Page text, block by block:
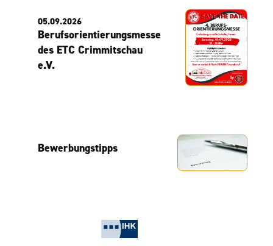
05.09.2026
Berufsorientierungsmesse
des ETC Crimmitschau
e.V.
Bewerbungstipps